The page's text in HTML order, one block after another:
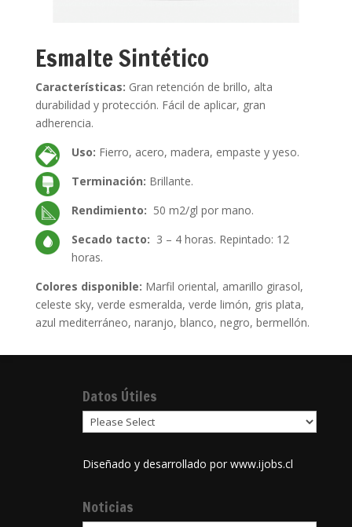
Esmalte Sintético
Características: Gran retención de brillo, alta
durabilidad y protección. Fácil de aplicar, gran
adherencia.
Uso: Fierro, acero, madera, empaste y yeso.
Terminación: Brillante.
Rendimiento: 50 m2/gl por mano.
Secado tacto: 3 – 4 horas. Repintado: 12
horas.
Colores disponible: Marfil oriental, amarillo girasol,
celeste sky, verde esmeralda, verde limón, gris plata,
azul mediterráneo, naranjo, blanco, negro, bermellón.
Datos Útiles
Diseñado y desarrollado por www.ijobs.cl
Noticias